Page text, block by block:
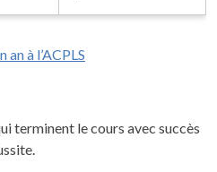
an à l’ACPLS
terminent le cours avec succès